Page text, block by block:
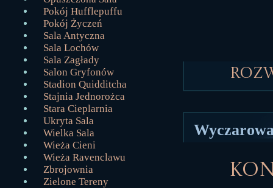
Pokój Hufflepuffu
Pokój Życzeń
Sala Antyczna
Sala Lochów
Sala Zagłady
Salon Gryfonów
Stadion Quidditcha
Stajnia Jednorożca
Stara Cieplarnia
Ukryta Sala
Wielka Sala
Wieża Cieni
Wieża Ravenclawu
Zbrojownia
Zielone Tereny